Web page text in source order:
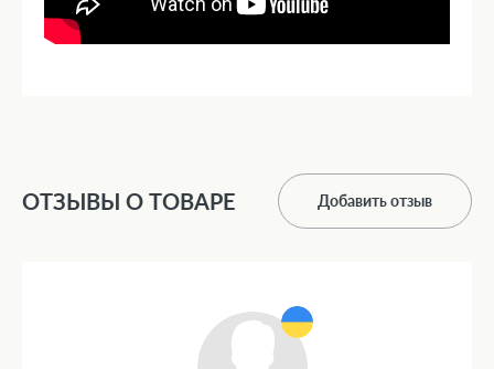
ОТЗЫВЫ О ТОВАРЕ Добавить отзыв